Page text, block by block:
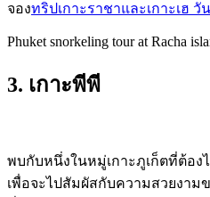
จองทริปเกาะราชาและเกาะเฮ วั
Phuket snorkeling tour at Racha
3. เกาะพีพี
พบกับหนึ่งในหมู่เกาะภูเก็ตที่ต้อง
เพื่อจะไปสัมผัสกับความสวยงาม